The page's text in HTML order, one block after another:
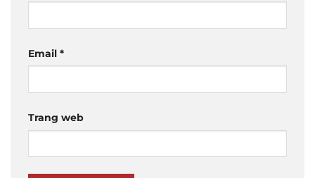
Email *
Trang web